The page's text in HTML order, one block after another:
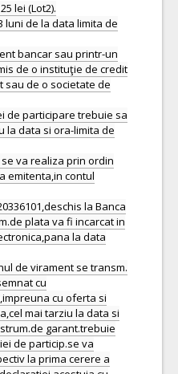
lei (Lot2).
luni de la data limita de
bancar sau printr-un
de o instituţie de credit
sau de o societate de
de participare trebuie sa
la data si ora-limita de
va realiza prin ordin
emitenta,in contul
la Banca
plata va fi incarcat in
la data
de virament se transm.
cu
cu oferta si
mai tarziu la data si
garant.trebuie
de particip.se va
la prima cerere a